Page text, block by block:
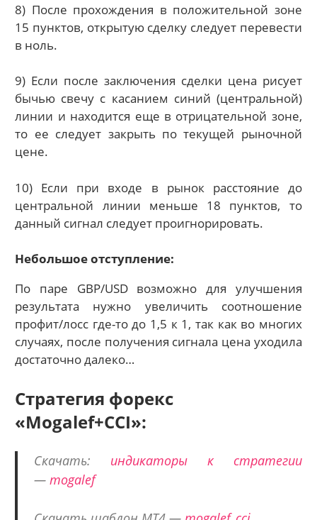
8) После прохождения в положительной зоне
15 пунктов, открытую сделку следует перевести
в ноль.
9) Если после заключения сделки цена рисует
бычью свечу с касанием синий (центральной)
линии и находится еще в отрицательной зоне,
то ее следует закрыть по текущей рыночной
цене.
10) Если при входе в рынок расстояние до
центральной линии меньше 18 пунктов, то
данный сигнал следует проигнорировать.
Небольшое отступление:
По паре GBP/USD возможно для улучшения
результата нужно увеличить соотношение
профит/лосс где-то до 1,5 к 1, так как во многих
случаях, после получения сигнала цена уходила
достаточно далеко…
Стратегия форекс
«Mogalef+CCI»:
Скачать: индикаторы к стратегии
— mogalef